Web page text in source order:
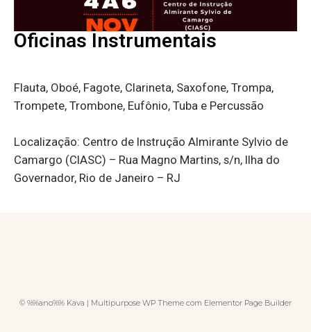
Oficinas Instrumentais
Flauta, Oboé, Fagote, Clarineta, Saxofone, Trompa,
Trompete, Trombone, Eufônio, Tuba e Percussão
Localização: Centro de Instrução Almirante Sylvio de
Camargo (CIASC) – Rua Magno Martins, s/n, Ilha do
Governador, Rio de Janeiro – RJ
© %%ano%% Kava | Multipurpose WP Theme com Elementor Page Builder